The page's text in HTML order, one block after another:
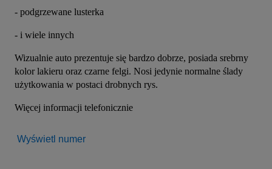
- podgrzewane lusterka
- i wiele innych
Wizualnie auto prezentuje się bardzo dobrze, posiada srebrny
kolor lakieru oraz czarne felgi. Nosi jedynie normalne ślady
użytkowania w postaci drobnych rys.
Więcej informacji telefonicznie
Wyświetl numer